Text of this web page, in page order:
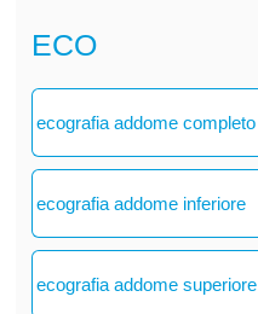
ECO
ecografia addome completo
ecografia addome inferiore
ecografia addome superiore